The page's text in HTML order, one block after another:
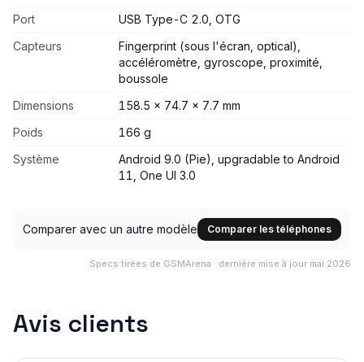
Port
USB Type-C 2.0, OTG
Capteurs
Fingerprint (sous l'écran, optical),
accéléromètre, gyroscope, proximité,
boussole
Dimensions
158.5 x 74.7 x 7.7 mm
Poids
166 g
Système
Android 9.0 (Pie), upgradable to Android
11, One UI 3.0
Comparer avec un autre modèle Comparer les téléphones
Specs tirées de GSMArena · dernière mise à jour mai 2026
Avis clients